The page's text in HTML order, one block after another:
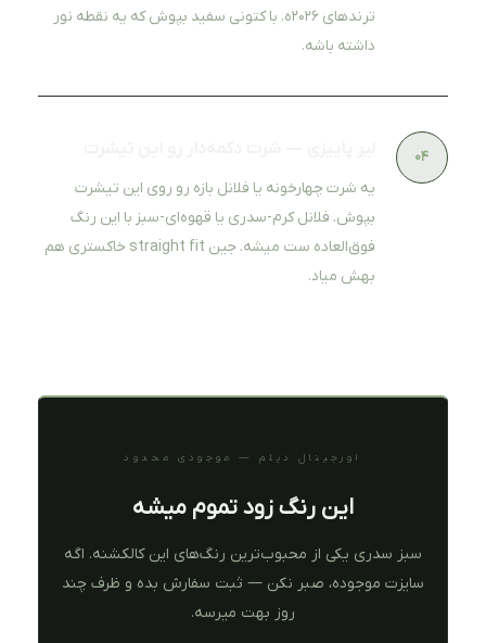
ترندهای ۲۰۲۶ه. با کتونی سفید بپوش که یه نقطه نور
داشته باشه.
۰۴
یه شرت چهارخونه یا فلانل بازه رو روی این تیشرت
بپوش. فلانل کرم-سدری یا قهوه‌ای-سبز با این رنگ
فوق‌العاده ست میشه. جین straight fit خاکستری هم
بهش میاد.
اورجینال دیلم — موجودی محدود
این رنگ زود تموم میشه
سبز سدری یکی از محبوب‌ترین رنگ‌های این کالکشنه. اگه
سایزت موجوده، صبر نکن — ثبت سفارش بده و ظرف چند
روز بهت میرسه.